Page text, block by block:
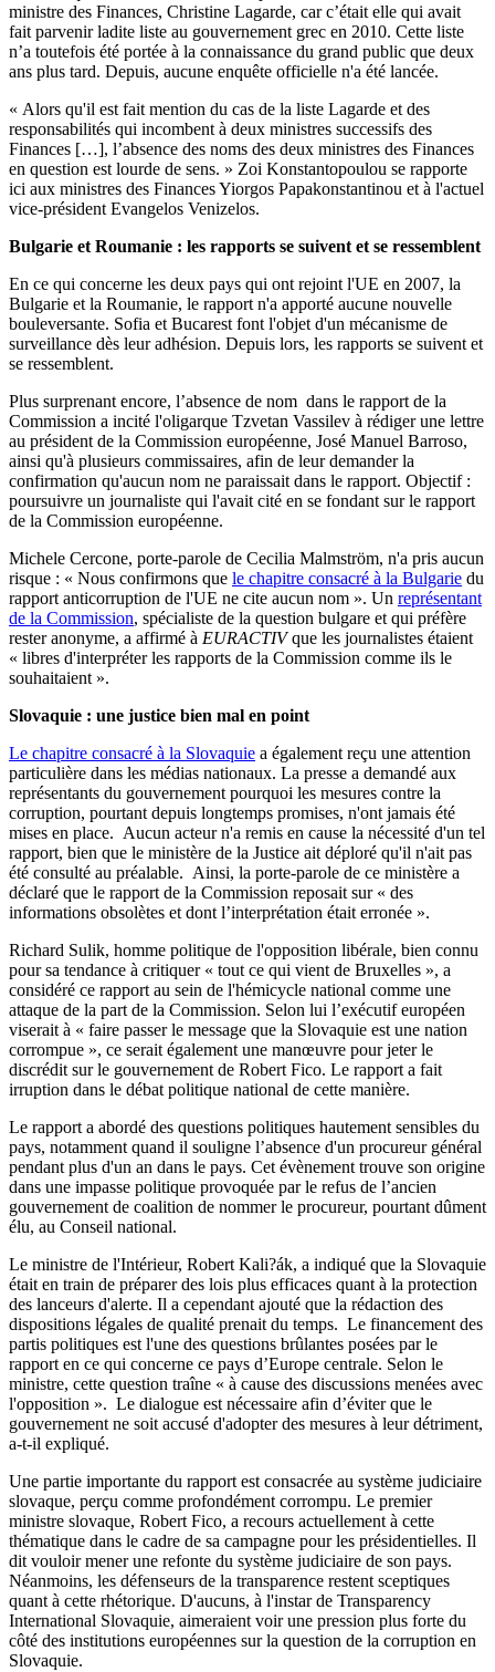
ministre des Finances, Christine Lagarde, car c’était elle qui avait
fait parvenir ladite liste au gouvernement grec en 2010. Cette liste
n’a toutefois été portée à la connaissance du grand public que deux
ans plus tard. Depuis, aucune enquête officielle n'a été lancée.
« Alors qu'il est fait mention du cas de la liste Lagarde et des
responsabilités qui incombent à deux ministres successifs des
Finances […], l’absence des noms des deux ministres des Finances
en question est lourde de sens. » Zoi Konstantopoulou se rapporte
ici aux ministres des Finances Yiorgos Papakonstantinou et à l'actuel
vice-président Evangelos Venizelos.
Bulgarie et Roumanie : les rapports se suivent et se ressemblent
En ce qui concerne les deux pays qui ont rejoint l'UE en 2007, la
Bulgarie et la Roumanie, le rapport n'a apporté aucune nouvelle
bouleversante. Sofia et Bucarest font l'objet d'un mécanisme de
surveillance dès leur adhésion. Depuis lors, les rapports se suivent et
se ressemblent.
Plus surprenant encore, l’absence de nom dans le rapport de la
Commission a incité l'oligarque Tzvetan Vassilev à rédiger une lettre
au président de la Commission européenne, José Manuel Barroso,
ainsi qu'à plusieurs commissaires, afin de leur demander la
confirmation qu'aucun nom ne paraissait dans le rapport. Objectif :
poursuivre un journaliste qui l'avait cité en se fondant sur le rapport
de la Commission européenne.
Michele Cercone, porte-parole de Cecilia Malmström, n'a pris aucun
risque : « Nous confirmons que le chapitre consacré à la Bulgarie du
rapport anticorruption de l'UE ne cite aucun nom ». Un représentant
de la Commission, spécialiste de la question bulgare et qui préfère
rester anonyme, a affirmé à EURACTIVque les journalistes étaient
« libres d'interpréter les rapports de la Commission comme ils le
souhaitaient ».
Slovaquie : une justice bien mal en point
Le chapitre consacré à la Slovaquie a également reçu une attention
particulière dans les médias nationaux. La presse a demandé aux
représentants du gouvernement pourquoi les mesures contre la
corruption, pourtant depuis longtemps promises, n'ont jamais été
mises en place. Aucun acteur n'a remis en cause la nécessité d'un tel
rapport, bien que le ministère de la Justice ait déploré qu'il n'ait pas
été consulté au préalable. Ainsi, la porte-parole de ce ministère a
déclaré que le rapport de la Commission reposait sur « des
informations obsolètes et dont l’interprétation était erronée ».
Richard Sulik, homme politique de l'opposition libérale, bien connu
pour sa tendance à critiquer « tout ce qui vient de Bruxelles », a
considéré ce rapport au sein de l'hémicycle national comme une
attaque de la part de la Commission. Selon lui l’exécutif européen
viserait à « faire passer le message que la Slovaquie est une nation
corrompue », ce serait également une manœuvre pour jeter le
discrédit sur le gouvernement de Robert Fico. Le rapport a fait
irruption dans le débat politique national de cette manière.
Le rapport a abordé des questions politiques hautement sensibles du
pays, notamment quand il souligne l’absence d'un procureur général
pendant plus d'un an dans le pays. Cet évènement trouve son origine
dans une impasse politique provoquée par le refus de l’ancien
gouvernement de coalition de nommer le procureur, pourtant dûment
élu, au Conseil national.
Le ministre de l'Intérieur, Robert Kali?ák, a indiqué que la Slovaquie
était en train de préparer des lois plus efficaces quant à la protection
des lanceurs d'alerte. Il a cependant ajouté que la rédaction des
dispositions légales de qualité prenait du temps. Le financement des
partis politiques est l'une des questions brûlantes posées par le
rapport en ce qui concerne ce pays d’Europe centrale. Selon le
ministre, cette question traîne « à cause des discussions menées avec
l'opposition ». Le dialogue est nécessaire afin d’éviter que le
gouvernement ne soit accusé d'adopter des mesures à leur détriment,
a-t-il expliqué.
Une partie importante du rapport est consacrée au système judiciaire
slovaque, perçu comme profondément corrompu. Le premier
ministre slovaque, Robert Fico, a recours actuellement à cette
thématique dans le cadre de sa campagne pour les présidentielles. Il
dit vouloir mener une refonte du système judiciaire de son pays.
Néanmoins, les défenseurs de la transparence restent sceptiques
quant à cette rhétorique. D'aucuns, à l'instar de Transparency
International Slovaquie, aimeraient voir une pression plus forte du
côté des institutions européennes sur la question de la corruption en
Slovaquie.